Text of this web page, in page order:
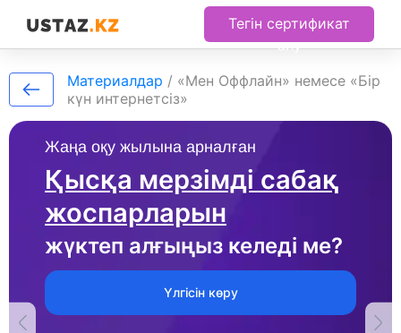
Тегін сертификат
алу
Жаңа оқу жылына арналған
Қысқа мерзімді сабақ
жоспарларын
жүктеп алғыңыз келеді ме?
Үлгісін көру
Материалдар / «Мен Оффлайн» немесе «Бір
күн интернетсіз»